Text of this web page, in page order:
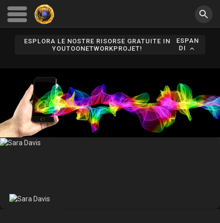
ESPLORA LE NOSTRE RISORSE GRATUITE IN
YOUTOONETWORKPROJET!
ESPAN
DI